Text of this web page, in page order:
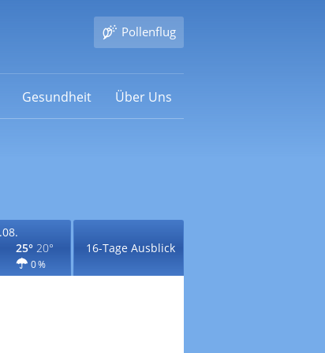
Pollenflug
Gesundheit Über Uns
25° 20°
0 %
16-Tage Ausblick